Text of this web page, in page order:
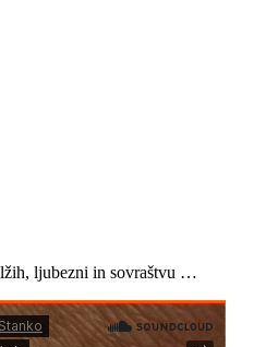
ljubezni in sovraštvu …